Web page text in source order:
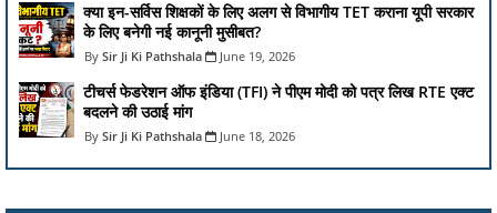
क्या इन-सर्विस शिक्षकों के लिए अलग से विभागीय TET कराना यूपी सरकार
के लिए बनेगी नई कानूनी मुसीबत?
Sir Ji Ki Pathshala June 19, 2026
टीचर्स फेडरेशन ऑफ इंडिया (TFI) ने पीएम मोदी को पत्र लिख RTE एक्ट
बदलने की उठाई मांग
Sir Ji Ki Pathshala June 18, 2026